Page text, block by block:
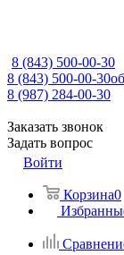
8 (843) 500-00-30
8 (843) 500-00-30
8 (987) 284-00-30
Заказать звонок
Задать вопрос
Войти
Корзина0